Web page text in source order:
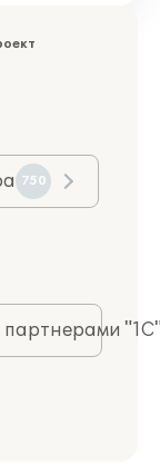
750
партнерами